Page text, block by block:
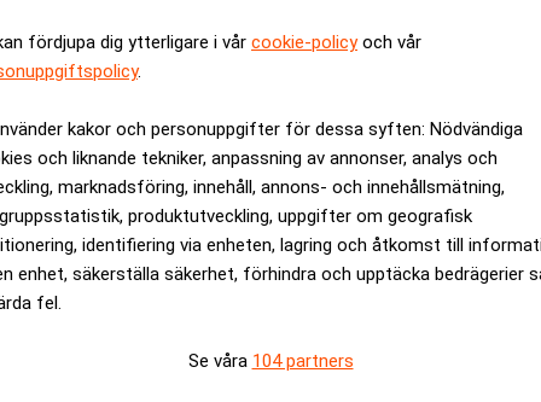
fördjupa dig ytterligare i vår cookie-policyoch vår
.
kakor och personuppgifter för dessa syften: Nödvändiga
och liknande tekniker, anpassning av annonser, analys och
marknadsföring, innehåll, annons- och innehållsmätning,
produktutveckling, uppgifter om geografisk
identifiering via enheten, lagring och åtkomst till
enhet, säkerställa säkerhet, förhindra och upptäcka bedrägerier
fel.
Se våra 104 partners
ett välskött Telge Energi, säger Alexander Rosenberg (M),
kommentar.
av såväl Södertälje kommun som av Konkurrensverket.
kunder kommer befintliga avtal och tjänster vara
är kostnadsfritt: Prenumerera